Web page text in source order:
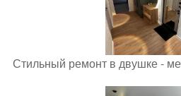
Стильный ремонт в двушке -